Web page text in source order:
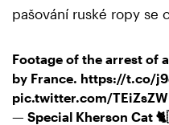
pašování ruské ropy se
Footage of the arrest of
by France. https://t.co/
pic.twitter.com/
— Special Kherson Cat